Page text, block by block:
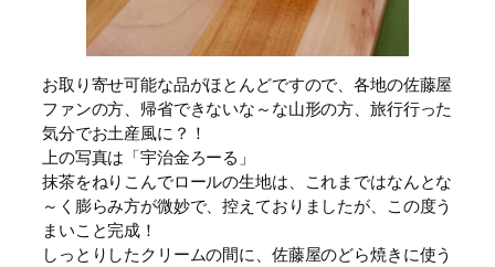
お取り寄せ可能な品がほとんどですので、各地の佐藤屋
ファンの方、帰省できないな～な山形の方、旅行行った
気分でお土産風に？！
上の写真は「宇治金ろーる」
抹茶をねりこんでロールの生地は、これまではなんとな
～く膨らみ方が微妙で、控えておりましたが、この度う
まいこと完成！
しっとりしたクリームの間に、佐藤屋のどら焼きに使う